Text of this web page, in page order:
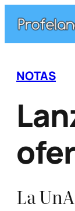
contenido
NOTAS
La